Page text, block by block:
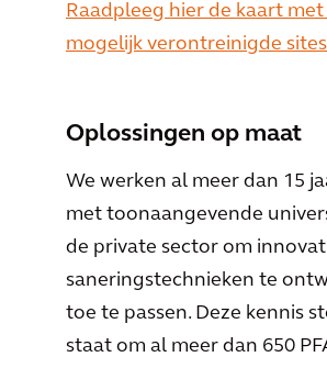
Raadpleeg hier de kaart met
mogelijk verontreinigde
Oplossingen op maat
We werken al meer dan 15
met toonaangevende
de private sector om
saneringstechnieken te
toe te passen. Deze kennis
staat om al meer dan 650